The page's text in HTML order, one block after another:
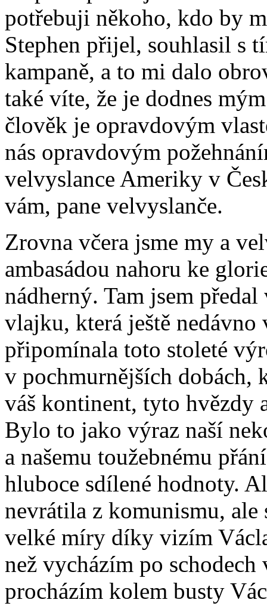
potřebuji někoho, kdo by
Stephen přijel, souhlasil s
kampaně, a to mi dalo
také víte, že je dodnes
člověk je opravdovým
nás opravdovým
velvyslance Ameriky v
vám, pane velvyslanče.
Zrovna včera jsme my a
ambasádou nahoru ke
nádherný. Tam jsem
vlajku, která ještě
připomínala toto stoleté
v pochmurnějších dobách,
váš kontinent, tyto hvězdy
Bylo to jako výraz naší
a našemu toužebnému
hluboce sdílené hodnoty.
nevrátila z komunismu,
velké míry díky vizím
než vycházím po
procházím kolem busty